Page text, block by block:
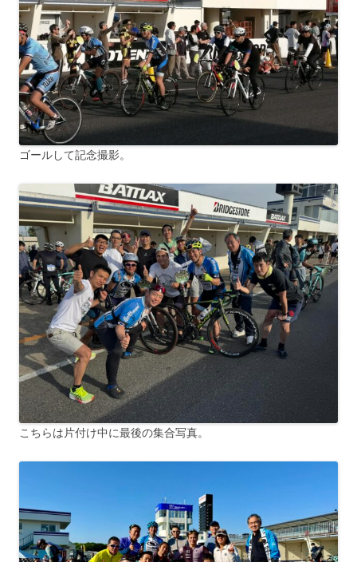
ゴールして記念撮影。
こちらは片付け中に最後の集合写真。